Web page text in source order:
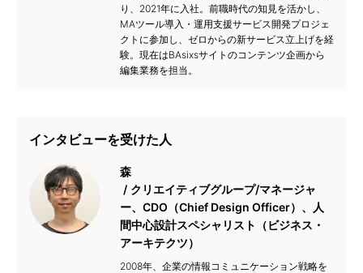
り、2021年に入社。前職時代の知見を活かし、
MAツール導入・運用支援サービス開発プロジェ
クトに参加し、ゼロからの新サービス立上げを経
験。現在はBAsixsサイトのコンテンツ企画から
編集業務を担当。
インタビューを受けた人
森
クリエイティブグループ/マネージャ
ー、CDO（Chief Design Officer）、人
間中心設計スペシャリスト（ビジネス・
アーキテクツ）
2008年、企業の情報コミュニケーション戦略を